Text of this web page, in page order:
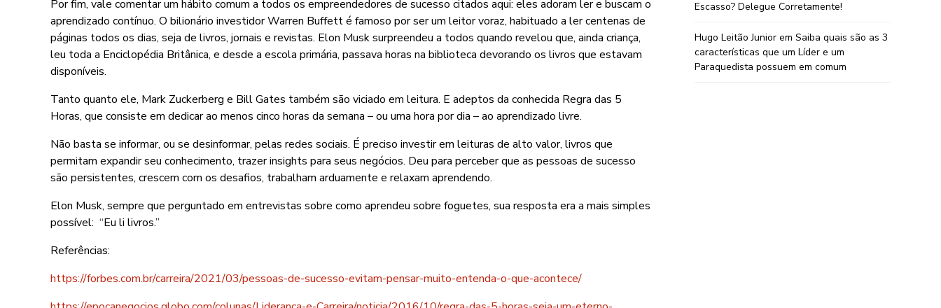
Por fim, vale comentar um hábito comum a todos os empreendedores de sucesso citados aqui: eles adoram ler e buscam o
aprendizado contínuo. O bilionário investidor Warren Buffett é famoso por ser um leitor voraz, habituado a ler centenas de
páginas todos os dias, seja de livros, jornais e revistas. Elon Musk surpreendeu a todos quando revelou que, ainda criança,
leu toda a Enciclopédia Britânica, e desde a escola primária, passava horas na biblioteca devorando os livros que estavam
disponíveis.
Tanto quanto ele, Mark Zuckerberg e Bill Gates também são viciado em leitura. E adeptos da conhecida Regra das 5
Horas, que consiste em dedicar ao menos cinco horas da semana – ou uma hora por dia – ao aprendizado livre.
Não basta se informar, ou se desinformar, pelas redes sociais. É preciso investir em leituras de alto valor, livros que
permitam expandir seu conhecimento, trazer insights para seus negócios. Deu para perceber que as pessoas de sucesso
são persistentes, crescem com os desafios, trabalham arduamente e relaxam aprendendo.
Elon Musk, sempre que perguntado em entrevistas sobre como aprendeu sobre foguetes, sua resposta era a mais simples
possível: “Eu li livros.”
Referências:
https://forbes.com.br/carreira/2021/03/pessoas-de-sucesso-evitam-pensar-muito-entenda-o-que-acontece/
Escasso? Delegue Corretamente!
Hugo Leitão Junior em Saiba quais são as 3
características que um Líder e um
Paraquedista possuem em comum